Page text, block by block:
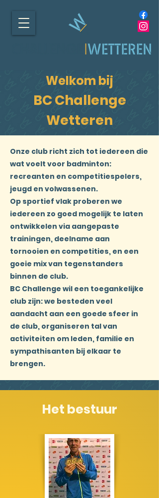
Welkom bij
BC Challenge
Wetteren
Onze club richt zich tot iedereen die
wat voelt voor badminton:
recreanten en competitiespelers,
jeugd en volwassenen.
Op sportief vlak proberen we
iedereen zo goed mogelijk te laten
ontwikkelen via aangepaste
trainingen, deelname aan
tornooien en competities, en een
goeie mix van tegenstanders
binnen de club.
BC Challenge wil een toegankelijke
club zijn: we besteden veel
aandacht aan een goede sfeer in
de club, organiseren tal van
activiteiten om leden, familie en
sympathisanten bij elkaar te
brengen.
Het bestuur